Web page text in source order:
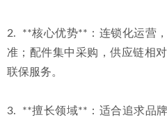
2.  **核心优势**：连锁化运营
准；配件集中采购，供应链相
联保服务。
3.  **擅长领域**：适合追求品